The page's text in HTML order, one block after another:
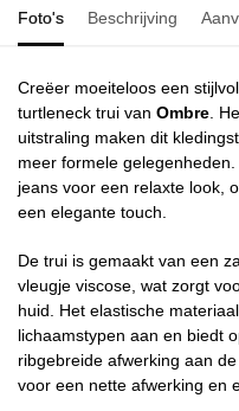
Foto's Beschrijving
Creëer moeiteloos een
turtleneck trui van Ombre.
uitstraling maken dit
meer formele
jeans voor een relaxte look,
een elegante touch.
De trui is gemaakt van een
vleugje viscose, wat zorgt
huid. Het elastische
lichaamstypen aan en biedt
ribgebreide afwerking aan
voor een nette afwerking en